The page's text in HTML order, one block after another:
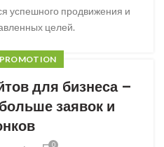
успешного продвижения и
целей.
для бизнеса –
заявок и
0